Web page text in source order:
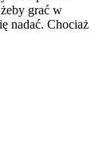
grać w
nadać. Chociaż